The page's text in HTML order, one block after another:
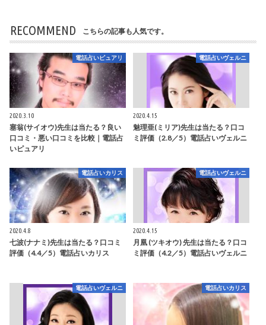
RECOMMEND こちらの記事も人気です。
電話占いピュアリ
2020.3.10
塞翁(サイオウ)先生は当たる？良い
口コミ・悪い口コミを比較｜電話占
いピュアリ
電話占いヴェルニ
2020.4.15
魅理亜(ミリア)先生は当たる？口コ
ミ評価（2.8／5）電話占いヴェルニ
電話占いカリス
2020.4.8
七波(ナナミ)先生は当たる？口コミ
評価（4.4／5）電話占いカリス
電話占いヴェルニ
2020.4.15
月凰 (ツキオウ) 先生は当たる？口コ
ミ評価（4.2／5）電話占いヴェルニ
電話占いヴェルニ 電話占いカリス